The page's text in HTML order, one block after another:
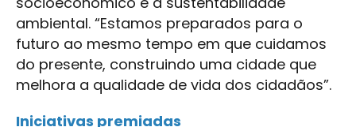
ambiental. “Estamos preparados para o
futuro ao mesmo tempo em que cuidamos
do presente, construindo uma cidade que
melhora a qualidade de vida dos cidadãos”.
Iniciativas premiadas